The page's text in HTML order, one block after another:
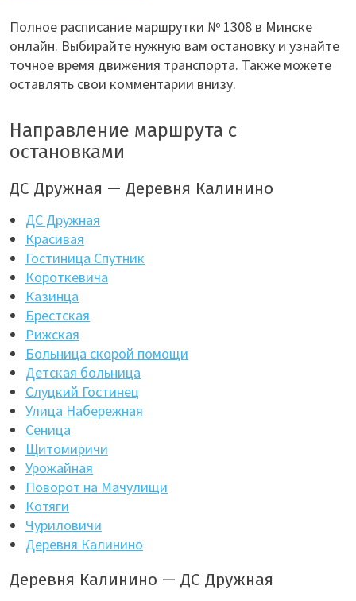
Полное расписание маршрутки № 1308 в Минске
онлайн. Выбирайте нужную вам остановку и узнайте
точное время движения транспорта. Также можете
оставлять свои комментарии внизу.
Направление маршрута с
остановками
ДС Дружная — Деревня Калинино
ДС Дружная
Красивая
Гостиница Спутник
Короткевича
Казинца
Брестская
Рижская
Больница скорой помощи
Детская больница
Слуцкий Гостинец
Улица Набережная
Сеница
Щитомиричи
Урожайная
Поворот на Мачулищи
Котяги
Чуриловичи
Деревня Калинино
Деревня Калинино — ДС Дружная